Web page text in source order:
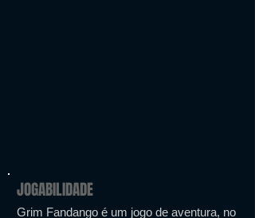
JOGABILIDADE
Grim Fandango é um jogo de aventura, no